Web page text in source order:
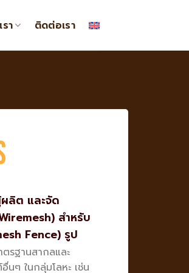
า ติดต่อเรา
ผลิต และจัด
สำหรับ
Fence) รูป
รฐานสากลและ
นๆ ในกลุ่มโลหะ เช่น